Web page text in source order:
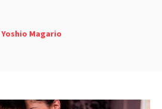
Yoshio Magario